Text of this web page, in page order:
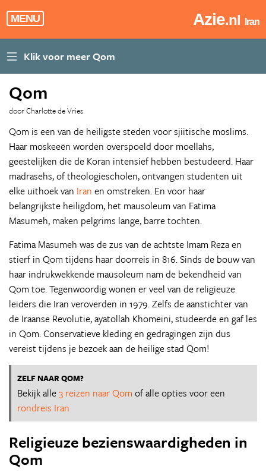
MENU Azie.nl Iran
Qom
door Charlotte de Vries
Qom is een van de heiligste steden voor sjiitische moslims.
Haar moskeeën worden overspoeld door moellahs,
geestelijken die de Koran intensief hebben bestudeerd. Haar
madrasehs, of theologiescholen, ontvangen studenten uit
elke uithoek van Iran en omstreken. En voor haar
belangrijkste heiligdom, het mausoleum van Fatima
Masumeh, maken pelgrims lange, barre tochten.
Fatima Masumeh was de zus van de achtste Imam Reza en
stierf in Qom tijdens haar doorreis in 816. Sinds de bouw van
haar indrukwekkende mausoleum nam de bekendheid van
Qom toe. Tegenwoordig wonen er veel van de religieuze
leiders die Iran veroverden in 1979. Zelfs de aanstichter van
de Iraanse Revolutie, ayatollah Khomeini, studeerde en gaf les
in Qom. Conservatieve kleding en gedragingen zijn dus
vereist tijdens je bezoek aan de heilige stad Qom!
ZELF NAAR QOM?
Bekijk alle3 reizen naar Qom of alle opties voor een
rondreis Iran
Religieuze bezienswaardigheden in
Qom